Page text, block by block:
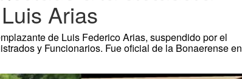
Arias
de Luis Federico Arias, suspendido por el
y Funcionarios. Fue oficial de la Bonaerense en